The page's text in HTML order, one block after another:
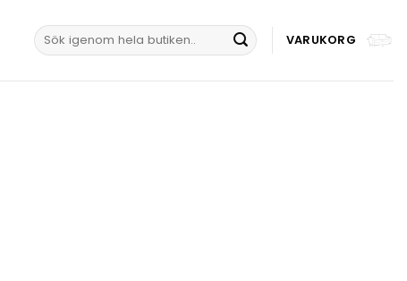
Sök
efter:
VARUKORG